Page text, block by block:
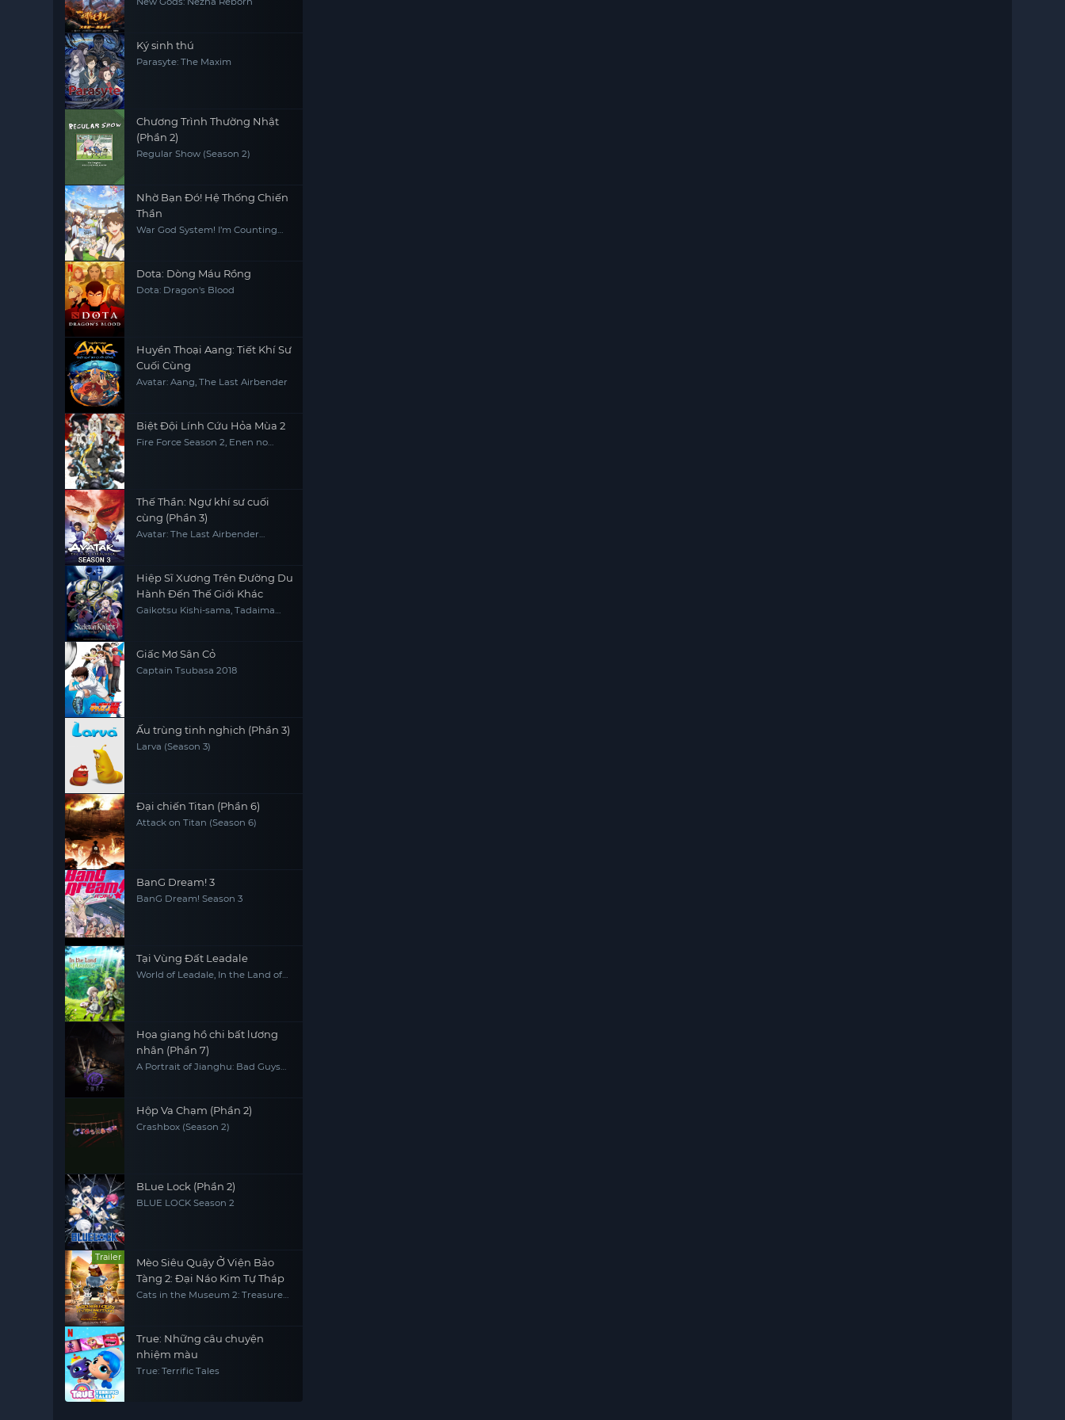
Ký sinh thú
Parasyte: The Maxim
Chương Trình Thường Nhật
(Phần 2)
Regular Show (Season 2)
Nhờ Bạn Đó! Hệ Thống Chiến
Thần
War God System! I’m Counting
Dota: Dòng Máu Rồng
Dota: Dragon's Blood
Huyền Thoại Aang: Tiết Khí Sư
Cuối Cùng
Avatar: Aang, The Last Airbender
Biệt Đội Lính Cứu Hỏa Mùa 2
Fire Force Season 2, Enen no
Thế Thần: Ngự khí sư cuối
cùng (Phần 3)
Avatar: The Last Airbender
Hiệp Sĩ Xương Trên Đường Du
Hành Đến Thế Giới Khác
Gaikotsu Kishi-sama, Tadaima
Giấc Mơ Sân Cỏ
Captain Tsubasa 2018
Ấu trùng tinh nghịch (Phần 3)
Larva (Season 3)
Đại chiến Titan (Phần 6)
Attack on Titan (Season 6)
BanG Dream! 3
BanG Dream! Season 3
Tại Vùng Đất Leadale
World of Leadale, In the Land of
Họa giang hồ chi bất lương
nhân (Phần 7)
A Portrait of Jianghu: Bad Guys
Hộp Va Chạm (Phần 2)
Crashbox (Season 2)
BLue Lock (Phần 2)
BLUE LOCK Season 2
Trailer
Mèo Siêu Quậy Ở Viện Bảo
Tàng 2: Đại Náo Kim Tự Tháp
Cats in the Museum 2: Treasures
True: Những câu chuyện
nhiệm màu
True: Terrific Tales